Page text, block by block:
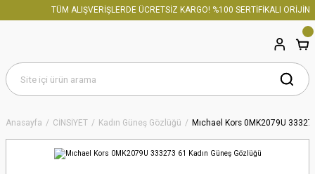
TÜM ALIŞVERİŞLERDE ÜCRETSİZ KARGO! %100 SERTİFİKALI ORİJİNAL
Anasayfa CİNSİYET Kadın Güneş Gözlüğü Mıchael Kors 0MK2079U